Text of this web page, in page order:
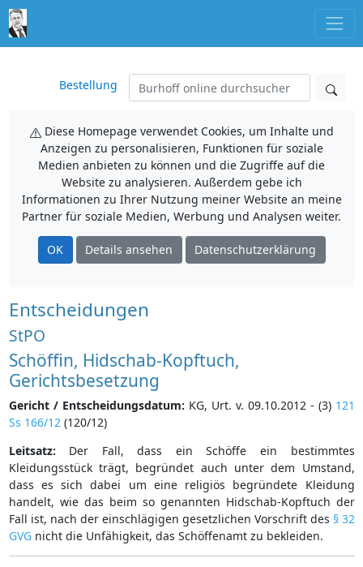
Bestellung
Diese Homepage verwendet Cookies, um Inhalte und
Anzeigen zu personalisieren, Funktionen für soziale
Medien anbieten zu können und die Zugriffe auf die
Website zu analysieren. Außerdem gebe ich
Informationen zu Ihrer Nutzung meiner Website an meine
Partner für soziale Medien, Werbung und Analysen weiter.
OK Details ansehen Datenschutzerklärung
Entscheidungen
StPO
Schöffin, Hidschab-Kopftuch,
Gerichtsbesetzung
Gericht / Entscheidungsdatum: KG, Urt. v. 09.10.2012 - (3) 121
Ss 166/12 (120/12)
Leitsatz: Der Fall, dass ein Schöffe ein bestimmtes
Kleidungsstück trägt, begründet auch unter dem Umstand,
dass es sich dabei um eine religiös begründete Kleidung
handelt, wie das beim so genannten Hidschab-Kopftuch der
Fall ist, nach der einschlägigen gesetzlichen Vorschrift des § 32
GVGnicht die Unfähigkeit, das Schöffenamt zu bekleiden.